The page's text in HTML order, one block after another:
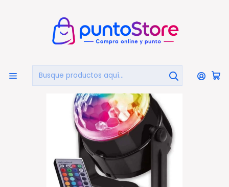
AUDIO Y VIDEO Luces y Efectos Fiesta
Luz Bola Led Giratoria Fiesta Multicolor Con Control -
Ps